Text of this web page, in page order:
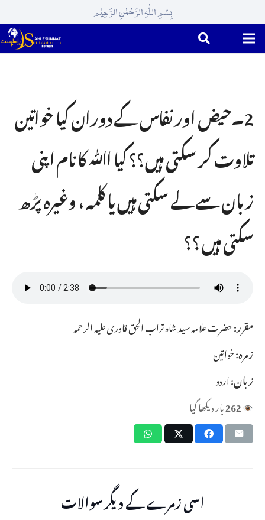
بِسْمِ اللّٰہِ الرَّحْمٰنِ الرَّحِیْم
2۔حیض اور نفاس کے دوران کیا خواتین
تلاوت کر سکتی ہیں؟؟ کیا اﷲ کا نام اپنی
زبان سے لے سکتی ہیں یا کلمہ ، وغیرہ پڑھ
سکتی ہیں ؟؟
مقرر:حضرت علامہ سید شاہ تراب الحق قادری علیہ الرحمہ
زمرہ:خواتین
زبان:اردو
262بار دیکھا گیا
اسی زمرے کے دیگر سوالات